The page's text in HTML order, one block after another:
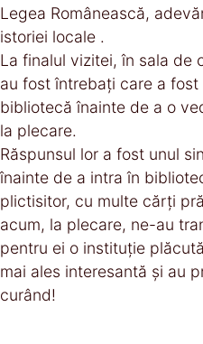
Legea Românească,
istoriei locale .
La finalul vizitei, în sala de
au fost întrebați care a
bibliotecă înainte de a o
la plecare.
Răspunsul lor a fost unul
înainte de a intra în
plictisitor, cu multe cărți
acum, la plecare, ne-au
pentru ei o instituție
mai ales interesantă și au
curând!